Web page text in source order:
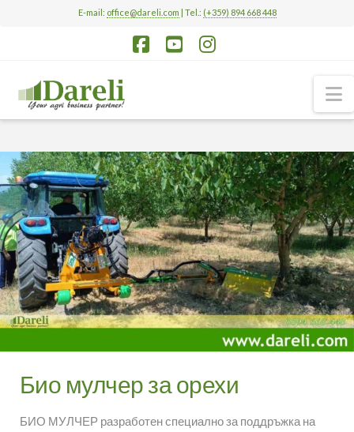
E-mail: office@dareli.com | Tel.: (+359) 894 668 448
Био мулчер за орехи
БИО МУЛЧЕР разработен специално за поддръжка на